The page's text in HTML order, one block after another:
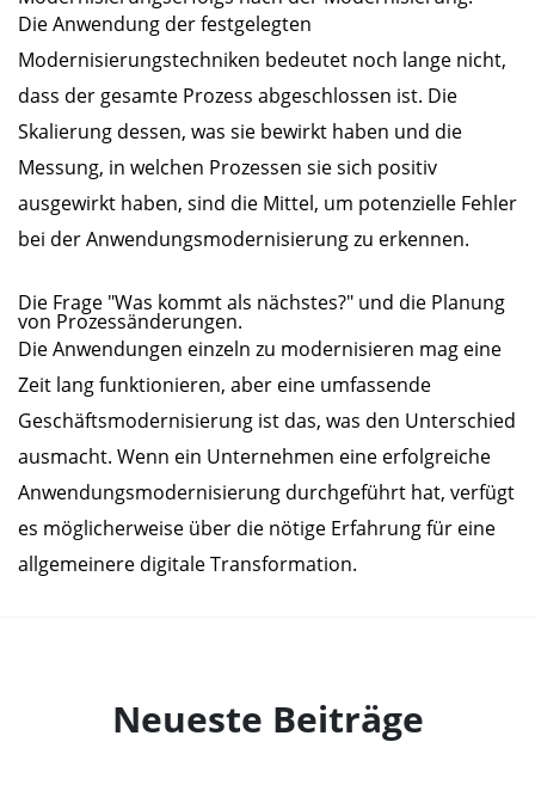
Die Anwendung der festgelegten
Modernisierungstechniken bedeutet noch lange nicht,
dass der gesamte Prozess abgeschlossen ist. Die
Skalierung dessen, was sie bewirkt haben und die
Messung, in welchen Prozessen sie sich positiv
ausgewirkt haben, sind die Mittel, um potenzielle Fehler
bei der Anwendungsmodernisierung zu erkennen.
Die Frage "Was kommt als nächstes?" und die Planung
von Prozessänderungen.
Die Anwendungen einzeln zu modernisieren mag eine
Zeit lang funktionieren, aber eine umfassende
Geschäftsmodernisierung ist das, was den Unterschied
ausmacht. Wenn ein Unternehmen eine erfolgreiche
Anwendungsmodernisierung durchgeführt hat, verfügt
es möglicherweise über die nötige Erfahrung für eine
allgemeinere digitale Transformation.
Neueste Beiträge